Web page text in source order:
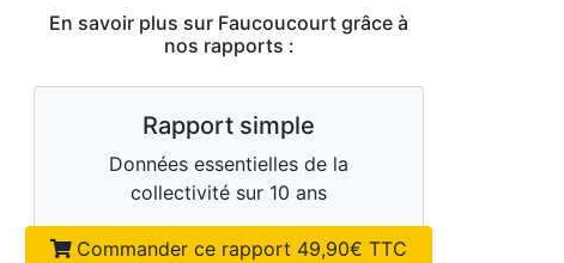
En savoir plus sur Faucoucourt grâce à
nos rapports :
Rapport simple
Données essentielles de la
collectivité sur 10 ans
Commander ce rapport 49,90€ TTC